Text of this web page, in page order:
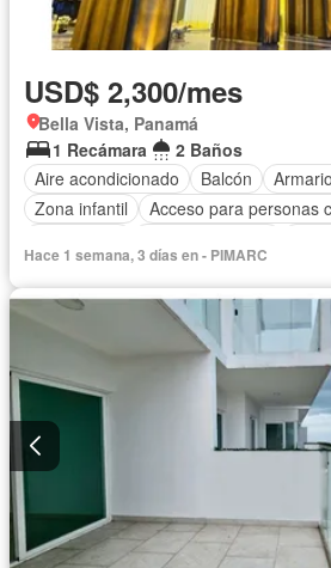
USD$ 2,300/mes
Bella Vista, Panamá
1 Recámara
2 Baños
Aire acondicionado
Balcón
Zona infantil
Acceso para personas
Cocina integral
Internet Ascensor
Vista panorámica
Seguridad
Hace 1 semana, 3 días en - PIMARC